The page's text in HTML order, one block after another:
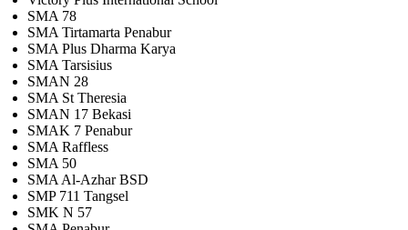
SMA 78
SMA Tirtamarta Penabur
SMA Plus Dharma Karya
SMA Tarsisius
SMAN 28
SMA St Theresia
SMAN 17 Bekasi
SMAK 7 Penabur
SMA Raffless
SMA 50
SMA Al-Azhar BSD
SMP 711 Tangsel
SMK N 57